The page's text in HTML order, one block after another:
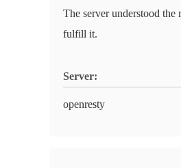
The server understood the
fulfill it.
Server:
openresty